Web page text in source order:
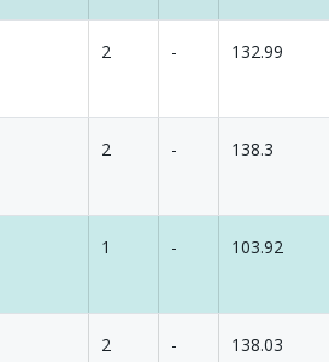
2 - 132.99
2 - 138.3
1 - 103.92
2 - 138.03